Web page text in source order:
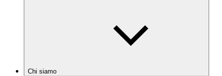
Chi siamo